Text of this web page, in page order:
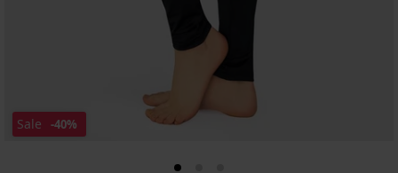
Sale -40%